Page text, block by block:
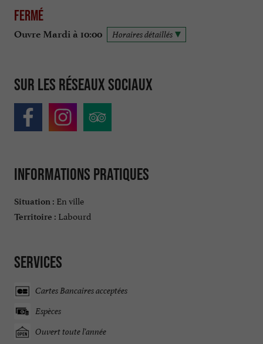
Fermé
Ouvre Mardi à 10:00 Horaires détaillés
Sur les réseaux sociaux
Informations pratiques
Situation : En ville
Territoire : Labourd
Services
Cartes Bancaires acceptées
Espèces
Ouvert toute l'année